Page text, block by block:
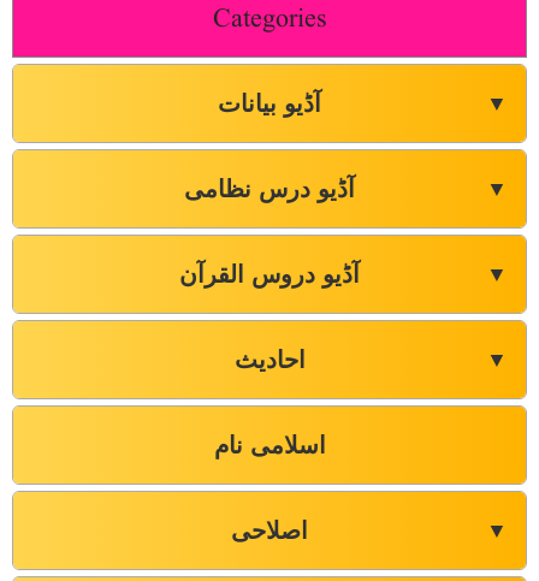
Categories
آڈیو بیانات ▼
آڈیو درس نظامی ▼
آڈیو دروس القرآن ▼
احادیث ▼
اسلامی نام
اصلاحی ▼